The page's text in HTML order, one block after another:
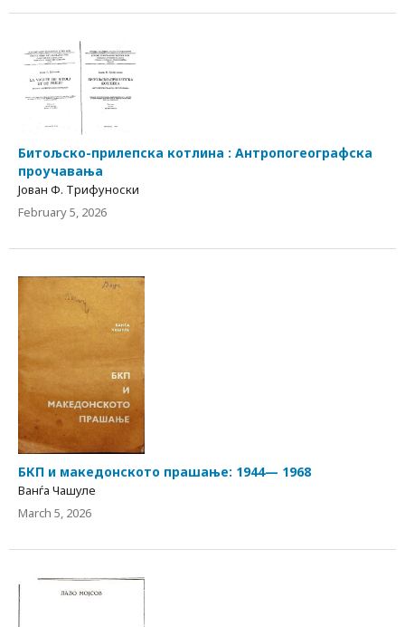
Битољско-прилепска котлина : Антропогеографска
проучавања
Јован Ф. Трифуноски
February 5, 2026
БКП и македонското прашање: 1944— 1968
Ванѓа Чашуле
March 5, 2026